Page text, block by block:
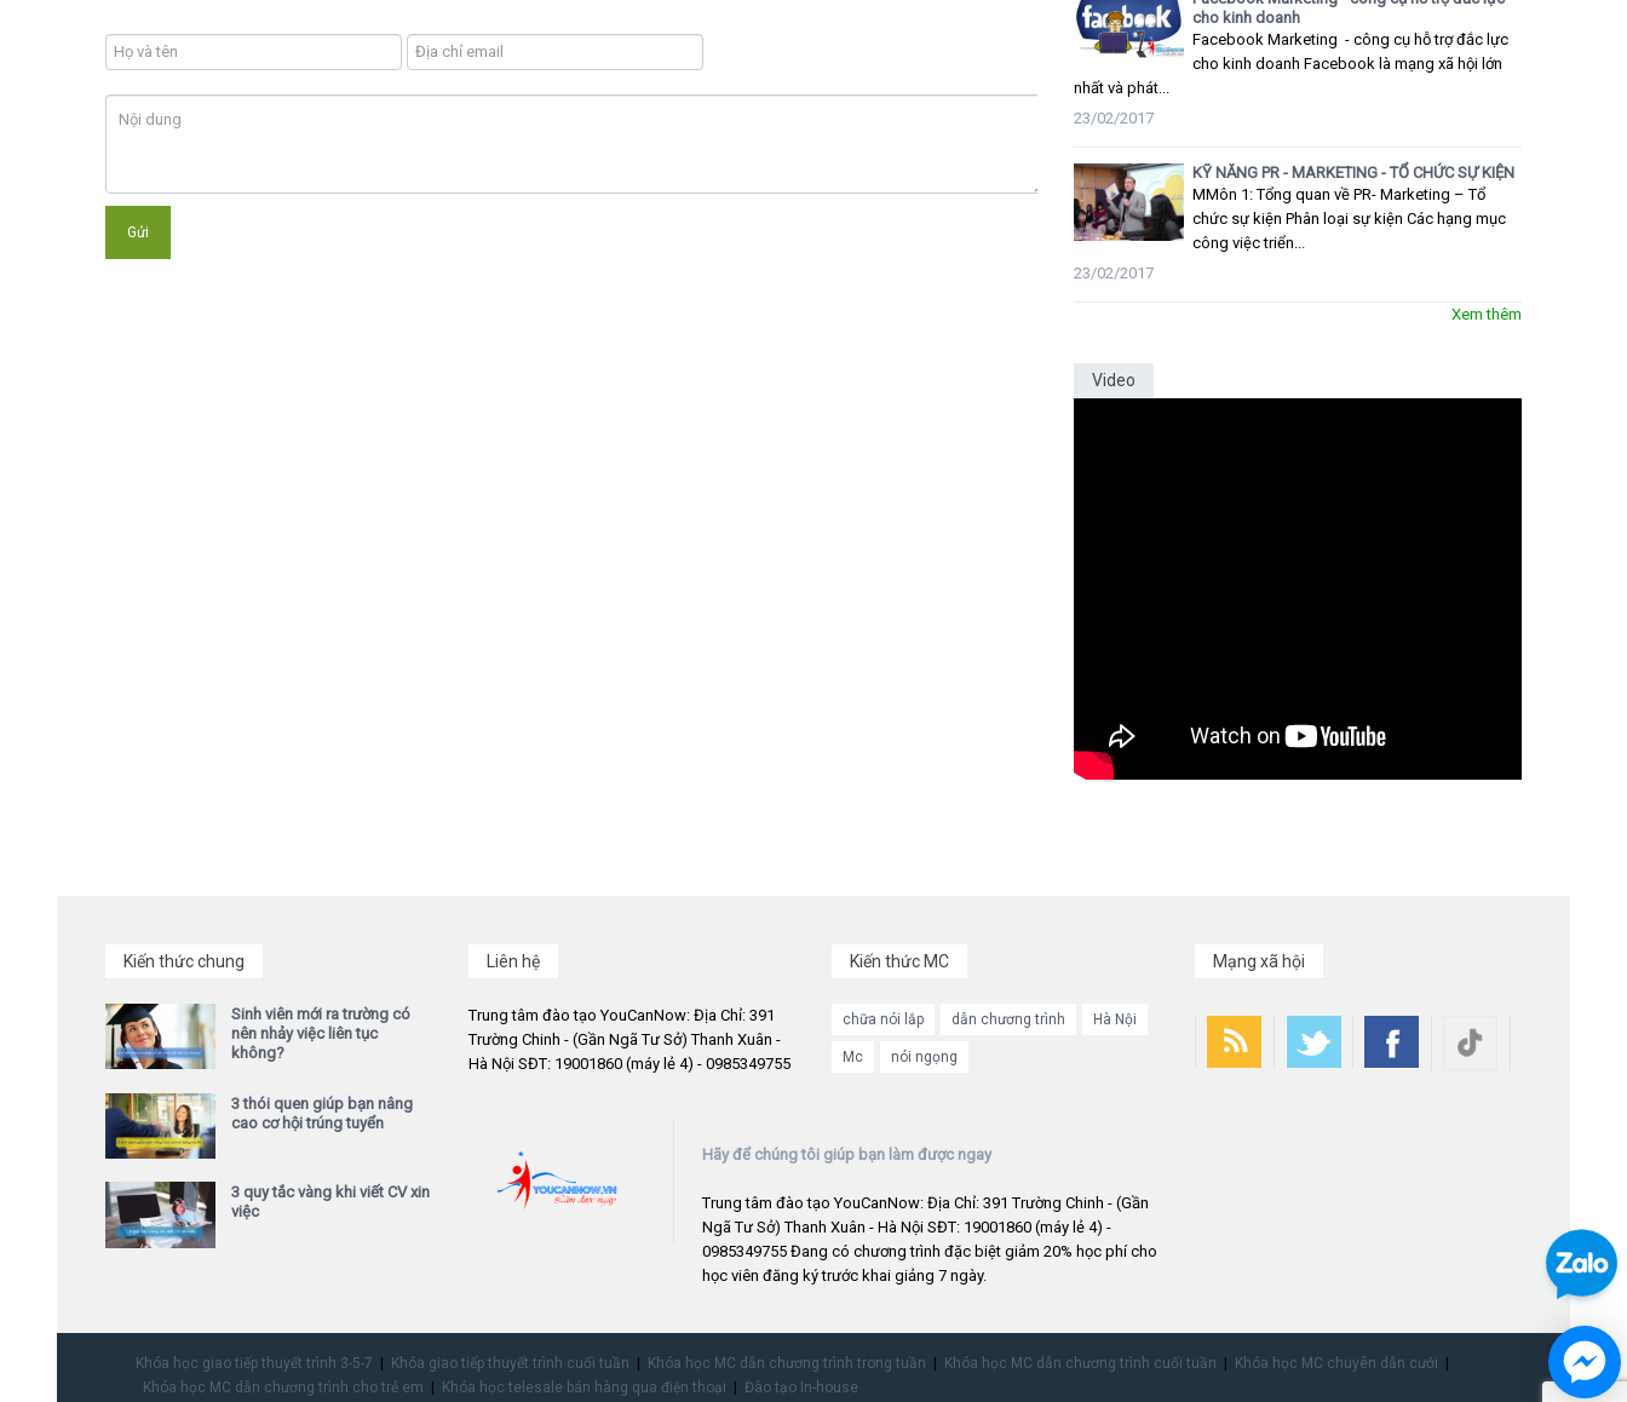
cho kinh doanh
Facebook Marketing - công cụ hỗ trợ đắc lực
cho kinh doanh Facebook là mạng xã hội lớn
nhất và phát...
23/02/2017
KỸ NĂNG PR - MARKETING - TỔ CHỨC SỰ KIỆN
MMôn 1: Tổng quan về PR- Marketing – Tổ
chức sự kiện Phân loại sự kiện Các hạng mục
công việc triển...
23/02/2017
Xem thêm
Video
Kiến thức chung
Sinh viên mới ra trường có
nên nhảy việc liên tục
không?
3 thói quen giúp bạn nâng
cao cơ hội trúng tuyển
3 quy tắc vàng khi viết CV xin
việc
Liên hệ
Trung tâm đào tạo YouCanNow: Địa Chỉ: 391
Trường Chinh - (Gần Ngã Tư Sở) Thanh Xuân -
Hà Nội SĐT: 19001860 (máy lẻ 4) - 0985349755
Kiến thức MC
chữa nói lắp dẫn chương trình Hà Nội
Mc nói ngọng
Mạng xã hội
Hãy để chúng tôi giúp bạn làm được ngay
Trung tâm đào tạo YouCanNow: Địa Chỉ: 391 Trường Chinh - (Gần
Ngã Tư Sở) Thanh Xuân - Hà Nội SĐT: 19001860 (máy lẻ 4) -
0985349755 Đang có chương trình đặc biệt giảm 20% học phí cho
học viên đăng ký trước khai giảng 7 ngày.
Khóa học giao tiếp thuyết trình 3-5-7 Khóa giao tiếp thuyết trình cuối tuần Khóa học MC dẫn chương trình trong tuần Khóa học MC dẫn chương trình cuối tuần
Khóa học MC chuyên dẫn cưới
Khóa học MC dẫn chương trình cho trẻ em
Khóa học telesale bán hàng qua điện thoại Đào tạo In-house